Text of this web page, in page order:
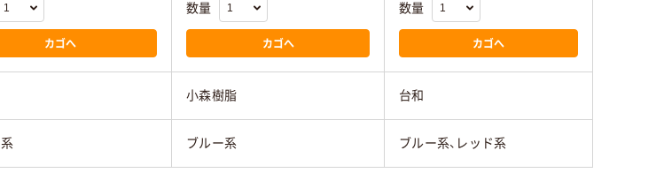
カゴへ
数量
カゴへ
数量
カゴへ
小森樹脂 台和
ブルー系 ブルー系、レッド系